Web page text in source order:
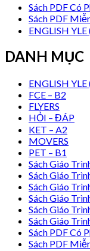
Sách PDF Có
Sách PDF
ENGLISH YLE
DANH MỤC
ENGLISH YLE
FCE – B2
FLYERS
HỎI – ĐÁP
KET – A2
MOVERS
PET – B1
Sách Giáo
Sách Giáo
Sách Giáo
Sách Giáo
Sách Giáo
Sách Giáo
Sách PDF Có
Sách PDF